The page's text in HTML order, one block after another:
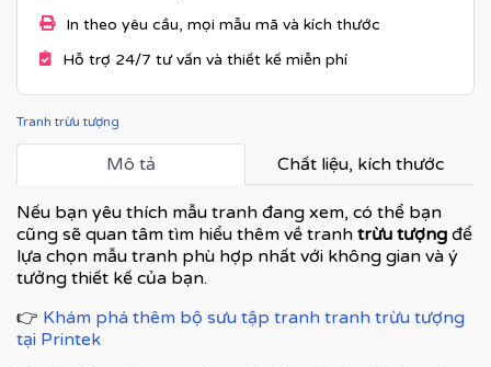
In theo yêu cầu, mọi mẫu mã và kích thước
Hỗ trợ 24/7 tư vấn và thiết kế miễn phí
Tranh trừu tượng
Mô tả Chất liệu, kích thước
Nếu bạn yêu thích mẫu tranh đang xem, có thể bạn
cũng sẽ quan tâm tìm hiểu thêm về tranh trừu tượng để
lựa chọn mẫu tranh phù hợp nhất với không gian và ý
tưởng thiết kế của bạn.
👉 Khám phá thêm bộ sưu tập tranh tranh trừu tượng
tại Printek